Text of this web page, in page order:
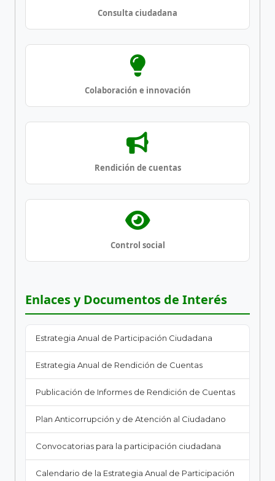
Consulta ciudadana
Colaboración e innovación
Rendición de cuentas
Control social
Enlaces y Documentos de Interés
Estrategia Anual de Participación Ciudadana
Estrategia Anual de Rendición de Cuentas
Publicación de Informes de Rendición de Cuentas
Plan Anticorrupción y de Atención al Ciudadano
Convocatorias para la participación ciudadana
Calendario de la Estrategia Anual de Participación